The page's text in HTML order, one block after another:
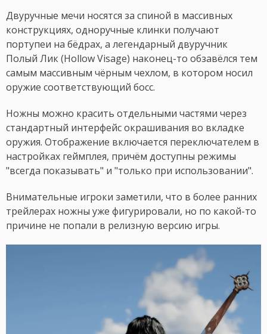
Двуручные мечи носятся за спиной в массивных
конструкциях, одноручные клинки получают
портупеи на бёдрах, а легендарный двуручник
Полый Лик (Hollow Visage) наконец-то обзавёлся тем
самым массивным чёрным чехлом, в котором носил
оружие соответствующий босс.
Ножны можно красить отдельными частями через
стандартный интерфейс окрашивания во вкладке
оружия. Отображение включается переключателем в
настройках геймплея, причём доступны режимы
"всегда показывать" и "только при использовании".
Внимательные игроки заметили, что в более ранних
трейлерах ножны уже фигурировали, но по какой-то
причине не попали в релизную версию игры.